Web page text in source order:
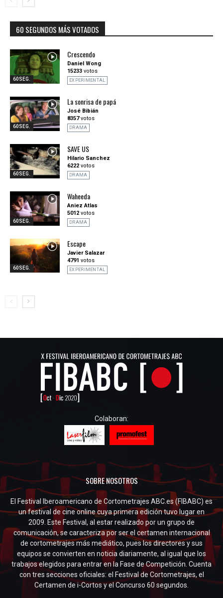
60 SEGUNDOS MÁS VOTADOS
60SEG.
Crescendo
Daniel Wong
15233 votos
EXPERIMENTAL
60SEG.
La sonrisa de papá
José Bibián
8357votos
DRAMA
60SEG.
SAVE US
Hilario Sanchez
6222 votos
DRAMA
60SEG.
Waheeda
Aniez Atlas
5012 votos
DRAMA
60SEG.
Escape
Javier Salazar
4791 votos
EXPERIMENTAL
Colaboran:
SOBRE NOSOTROS
El Festival Iberoamericano de Cortometrajes ABC.es (FIBABC) es
un festival de cine online cuya primera edición tuvo lugar en
2009. Este Festival, al estar realizado por un grupo de
comunicación, se caracteriza por ser el certamen internacional
de cortometrajes más mediático, pues los directores y sus
equipos se convierten en noticia diariamente, al igual que los
trabajos elegidos para entrar en la Fase de Competición. Cuenta
con tres secciones oficiales: el Festival de Cortometrajes, el
Certamen de i-Cortos y el Concurso 60 segundos.